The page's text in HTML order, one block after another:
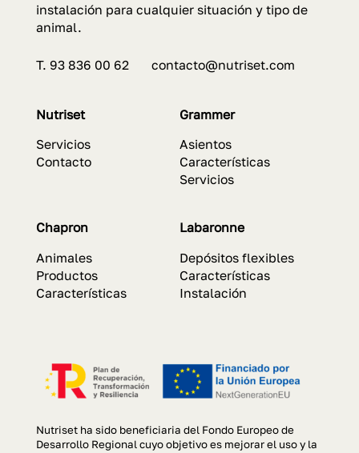
instalación para cualquier situación y tipo de
animal.
T. 93 836 00 62 contacto@nutriset.com
Nutriset
Servicios
Contacto
Grammer
Asientos
Características
Servicios
Chapron
Animales
Productos
Características
Labaronne
Depósitos flexibles
Características
Instalación
Nutriset ha sido beneficiaria del Fondo Europeo de
Desarrollo Regional cuyo objetivo es mejorar el uso y la